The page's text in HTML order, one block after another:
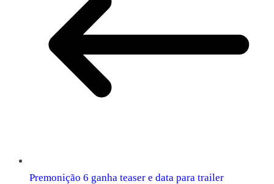
Premonição 6 ganha teaser e data para trailer